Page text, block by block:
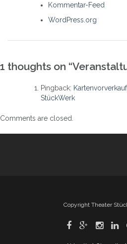
Kommentar-Feed
WordPress.org
1 thoughts on “
Pingback:
StückWerk
Comments are closed.
Copyright Theater